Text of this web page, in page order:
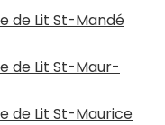
de Lit St-Mandé
de Lit St-Maur-
de Lit St-Maurice